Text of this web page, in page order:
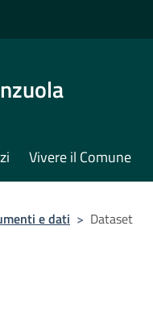
Vivere il Comune
e dati > Dataset